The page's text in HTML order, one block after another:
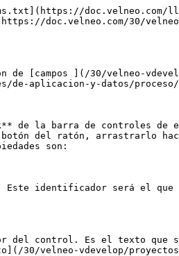
doc.velneo.com/
doc.velneo.com/30/
[campos ](/30/velneo-
de-aplicacion-y-datos/
de la barra de controles
del ratón, arrastrarlo
son:
identificador será el que
del control. Es el texto
30/velneo-vdevelop/